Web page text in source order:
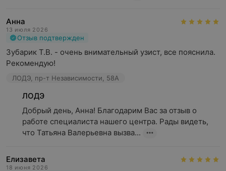
Анна
13 июля 2026
Отзыв подтвержден
Зубарик Т.В. - очень внимательный узист, все пояснила.
Рекомендую!
ЛОДЭ, пр-т Независимости, 58А
ЛОДЭ
Добрый день, Анна! Благодарим Вас за отзыв о
работе специалиста нашего центра. Рады видеть,
что Татьяна Валерьевна вызва...
Елизавета
18 июня 2026